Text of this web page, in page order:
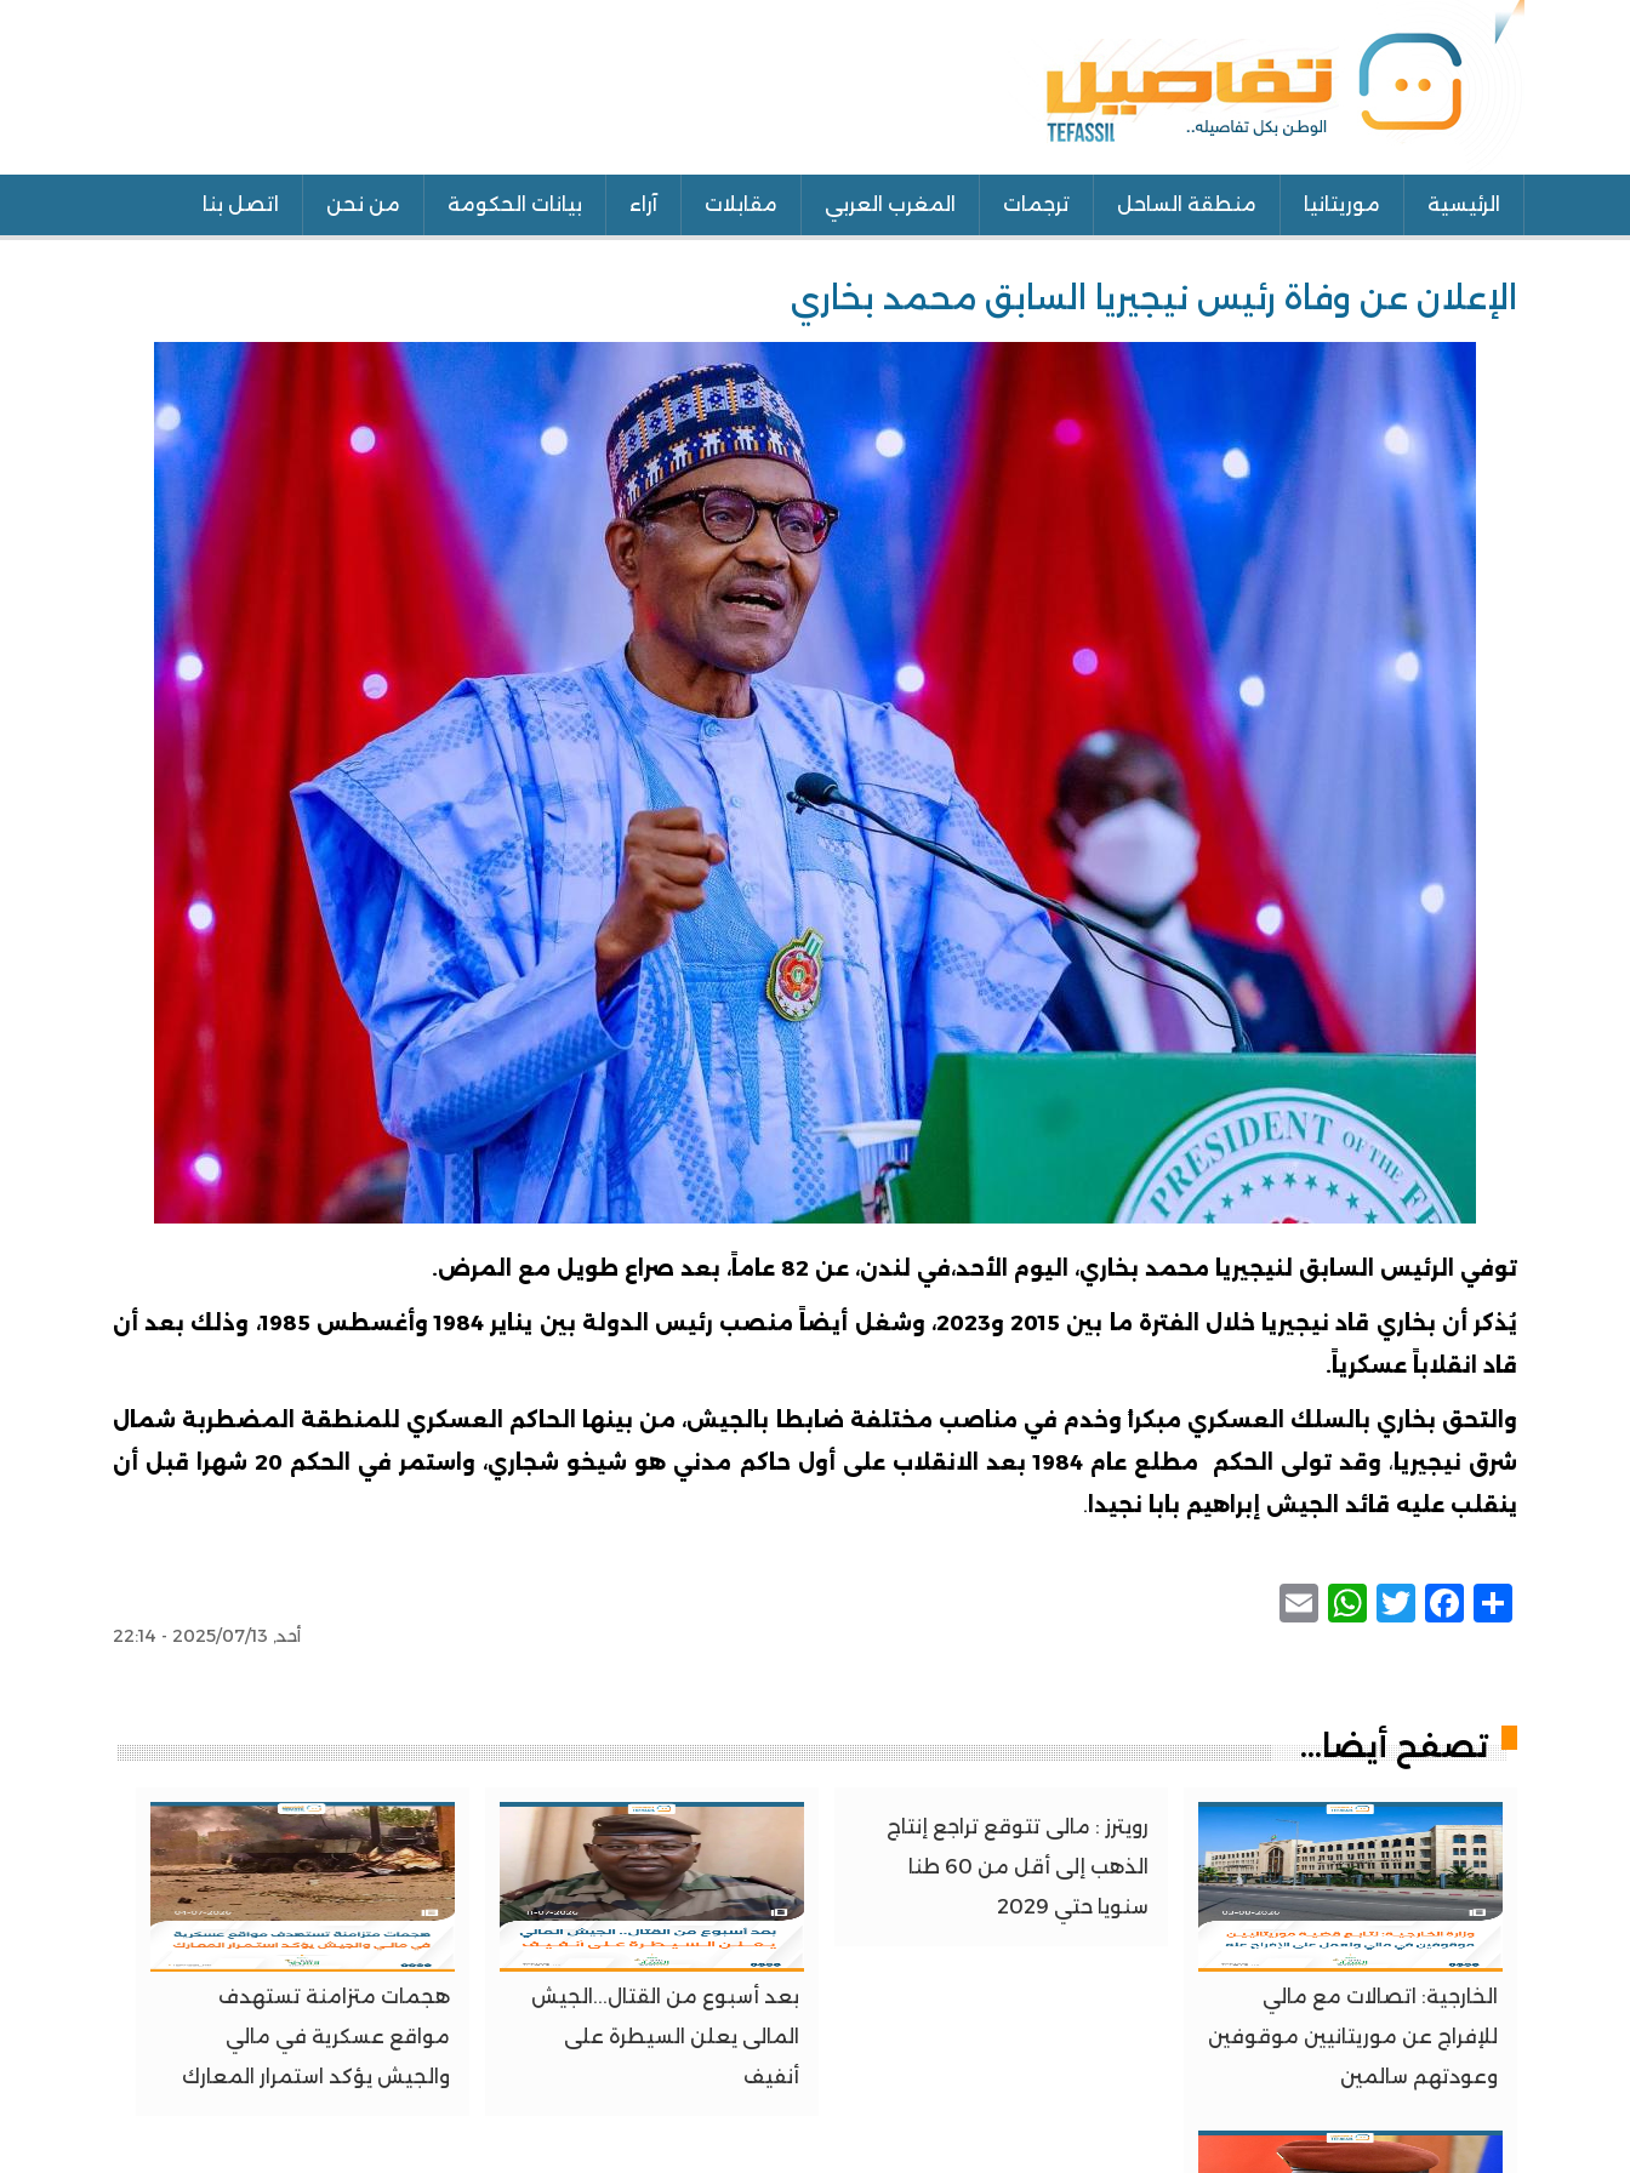
Mainالرئيسية موريتانيا منطقة الساحل ترجمات المغرب العربي مقابلات آراء بيانات الحكومة من نحن اتصل بنا
الإعلان عن وفاة رئيس نيجيريا السابق محمد بخاري
توفي الرئيس السابق لنيجيريا محمد بخاري، اليوم الأحد،في لندن، عن 82 عاماً، بعد صراع طويل مع المرض.
يُذكر أن بخاري قاد نيجيريا خلال الفترة ما بين 2015 و2023،
وشغل أيضاً منصب رئيس الدولة بين يناير 1984 وأغسطس 1985، وذلك بعد أن
قاد انقلاباً عسكرياً.
والتحق بخاري بالسلك العسكري مبكرا وخدم في مناصب مختلفة ضابطا بالجيش، من بينها الحاكم العسكري للمنطقة المضطربة شمال
شرق نيجيريا ، وقد تولى الحكم مطلع عام 1984 بعد الانقلاب على أول حاكم مدني هو شيخو شجاري، واستمر في الحكم 20 شهرا قبل
أن
ينقلب عليه قائد الجيش إبراهيم بابا نجيدا .
Share
Facebook
Twitter
WhatsApp
أحد, 2025/07/13 - 22:14
تصفح أيضا...
الخارجية: اتصالات مع مالي
للإفراج عن موريتانيين موقوفين
وعودتهم سالمين
رويترز : مالى تتوقع تراجع إنتاج
الذهب إلى أقل من 60 طنا
سنويا حتي 2029
بعد أسبوع من القتال...الجيش
المالى يعلن السيطرة على
أنفيف
هجمات متزامنة تستهدف
مواقع عسكرية في مالي
والجيش يؤكد استمرار المعارك